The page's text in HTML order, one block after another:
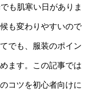
も肌寒い日がありま
も変わりやすいので
でも、服装のポイン
ます。この記事では
コツを初心者向けに